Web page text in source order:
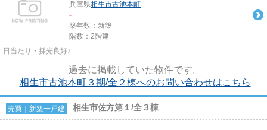
兵庫県相生市古池本町
-
築年数：新築
階数：2階建
日当たり・採光良好♪
過去に掲載していた物件です。
相生市古池本町３期/全２棟へのお問い合わせはこちら
売買｜新築一戸建 相生市佐方第１/全３棟